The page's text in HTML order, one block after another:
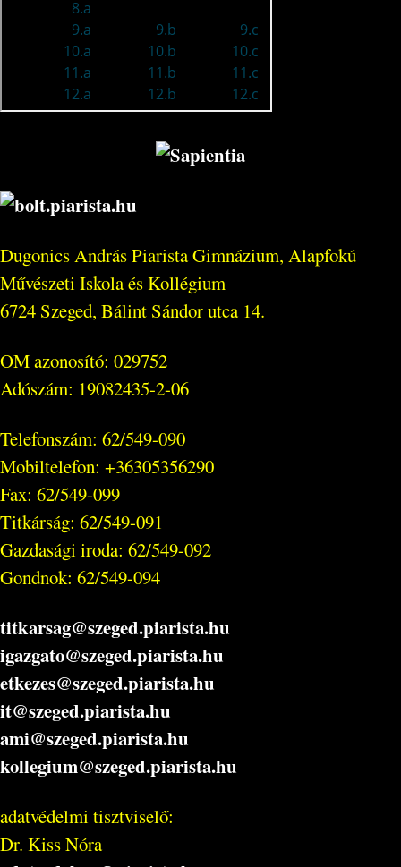
Dugonics András Piarista Gimnázium, Alapfokú
Művészeti Iskola és Kollégium
6724 Szeged, Bálint Sándor utca 14.
OM azonosító: 029752
Adószám: 19082435-2-06
Telefonszám: 62/549-090
Mobiltelefon: +36305356290
Fax: 62/549-099
Titkárság: 62/549-091
Gazdasági iroda: 62/549-092
Gondnok: 62/549-094
titkarsag@szeged.piarista.hu
igazgato@szeged.piarista.hu
etkezes@szeged.piarista.hu
it@szeged.piarista.hu
ami@szeged.piarista.hu
kollegium@szeged.piarista.hu
adatvédelmi tisztviselő:
Dr. Kiss Nóra